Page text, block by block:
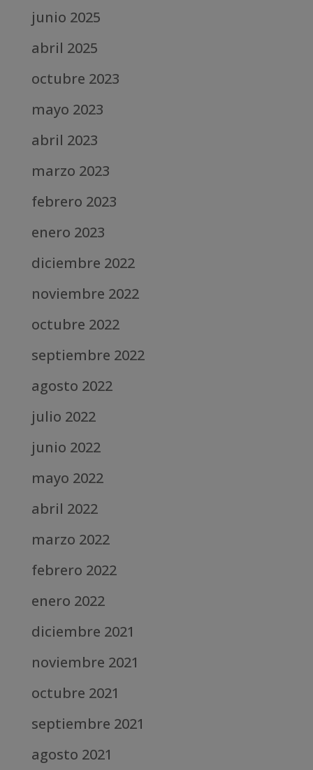
junio 2025
abril 2025
octubre 2023
mayo 2023
abril 2023
marzo 2023
febrero 2023
enero 2023
diciembre 2022
noviembre 2022
octubre 2022
septiembre 2022
agosto 2022
julio 2022
junio 2022
mayo 2022
abril 2022
marzo 2022
febrero 2022
enero 2022
diciembre 2021
noviembre 2021
octubre 2021
septiembre 2021
agosto 2021